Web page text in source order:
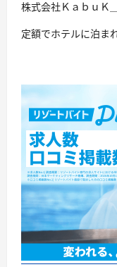
株式会社ＫａｂｕＫ
定額でホテルに泊ま